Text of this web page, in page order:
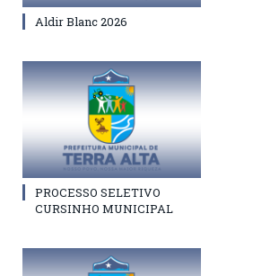
Aldir Blanc 2026
PROCESSO SELETIVO
CURSINHO MUNICIPAL